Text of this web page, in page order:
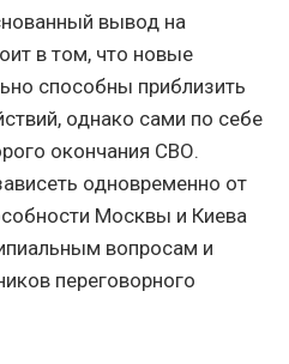
вывод на
в том, что новые
способны приблизить
однако сами по себе
окончания СВО.
одновременно от
Москвы и Киева
вопросам и
переговорного